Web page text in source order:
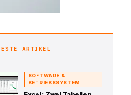
ARTIKEL
SOFTWARE &
BETRIEBSSYSTEM